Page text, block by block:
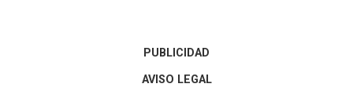
PUBLICIDAD
AVISO LEGAL